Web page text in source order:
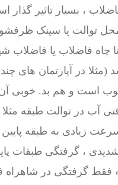
، بسیار تاثیر گذار
توالت یا سینک
چاه فاضلاب یا فاضلاب
(مثلا در آپارتمان های
است و هم بد. خوبی آن
آب در توالت طبقه
زیادی به طبقه
، گرفتگی طبقات
فقط گرفتگی در شاهراه